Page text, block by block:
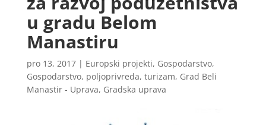
u gradu Belom
Manastiru
pro 13, 2017| Europski projekti, Gospodarstvo,
Gospodarstvo, poljoprivreda, turizam, Grad Beli
Manastir - Uprava, Gradska uprava